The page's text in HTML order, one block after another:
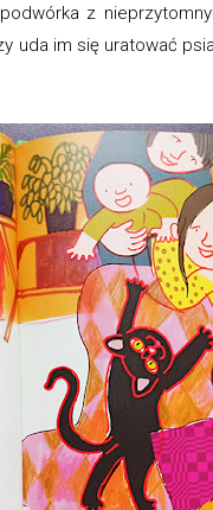
z
uda im się uratować